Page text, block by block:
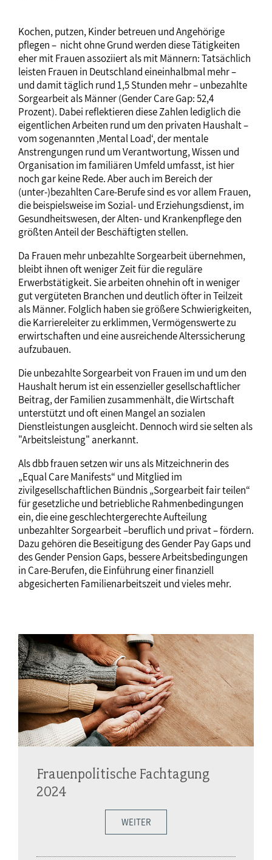
Kochen, putzen, Kinder betreuen und Angehörige
pflegen – nicht ohne Grund werden diese Tätigkeiten
eher mit Frauen assoziiert als mit Männern: Tatsächlich
leisten Frauen in Deutschland eineinhalbmal mehr –
und damit täglich rund 1,5 Stunden mehr – unbezahlte
Sorgearbeit als Männer (Gender Care Gap: 52,4
Prozent). Dabei reflektieren diese Zahlen lediglich die
eigentlichen Arbeiten rund um den privaten Haushalt –
vom sogenannten ‚Mental Load‘, der mentale
Anstrengungen rund um Verantwortung, Wissen und
Organisation im familiären Umfeld umfasst, ist hier
noch gar keine Rede. Aber auch im Bereich der
(unter-)bezahlten Care-Berufe sind es vor allem Frauen,
die beispielsweise im Sozial- und Erziehungsdienst, im
Gesundheitswesen, der Alten- und Krankenpflege den
größten Anteil der Beschäftigten stellen.
Da Frauen mehr unbezahlte Sorgearbeit übernehmen,
bleibt ihnen oft weniger Zeit für die reguläre
Erwerbstätigkeit. Sie arbeiten ohnehin oft in weniger
gut vergüteten Branchen und deutlich öfter in Teilzeit
als Männer. Folglich haben sie größere Schwierigkeiten,
die Karriereleiter zu erklimmen, Vermögenswerte zu
erwirtschaften und eine ausreichende Alterssicherung
aufzubauen.
Die unbezahlte Sorgearbeit von Frauen im und um den
Haushalt herum ist ein essenzieller gesellschaftlicher
Beitrag, der Familien zusammenhält, die Wirtschaft
unterstützt und oft einen Mangel an sozialen
Dienstleistungen ausgleicht. Dennoch wird sie selten als
"Arbeitsleistung" anerkannt.
Als dbb frauen setzen wir uns als Mitzeichnerin des
„Equal Care Manifests“ und Mitglied im
zivilgesellschaftlichen Bündnis „Sorgearbeit fair teilen“
für gesetzliche und betriebliche Rahmenbedingungen
ein, die eine geschlechtergerechte Aufteilung
unbezahlter Sorgearbeit –beruflich und privat – fördern.
Dazu gehören die Beseitigung des Gender Pay Gaps und
des Gender Pension Gaps, bessere Arbeitsbedingungen
in Care-Berufen, die Einführung einer finanziell
abgesicherten Familienarbeitszeit und vieles mehr.
Frauenpolitische Fachtagung
2024
WEITER